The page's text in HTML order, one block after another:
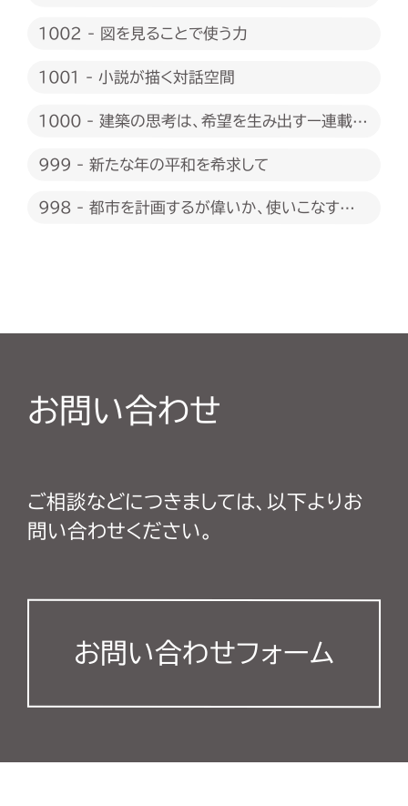
1002 - 図を見ることで使う力
1001 - 小説が描く対話空間
1000 - 建築の思考は、希望を生み出すー連載
999 - 新たな年の平和を希求して
998 - 都市を計画するが偉いか、使いこなすが
お問い合わせ
ご相談などにつきましては、以下よりお
問い合わせください。
お問い合わせフォーム